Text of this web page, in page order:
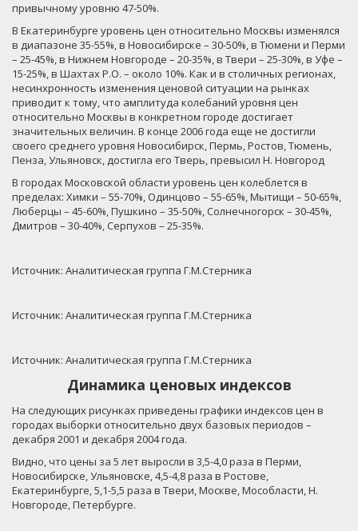
привычному уровню 47-50%.
В Екатеринбурге уровень цен относительно Москвы изменялся
в диапазоне 35-55%, в Новосибирске – 30-50%, в Тюмени и Перми
– 25-45%, в Нижнем Новгороде – 20-35%, в Твери – 25-30%, в Уфе –
15-25%, в Шахтах Р.О. – около 10%. Как и в столичных регионах,
несинхронность изменения ценовой ситуации на рынках
приводит к тому, что амплитуда колебаний уровня цен
относительно Москвы в конкретном городе достигает
значительных величин. В конце 2006 года еще не достигли
своего среднего уровня Новосибирск, Пермь, Ростов, Тюмень,
Пенза, Ульяновск, достигла его Тверь, превысил Н. Новгород
В городах Московской области уровень цен колеблется в
пределах: Химки – 55-70%, Одинцово – 55-65%, Мытищи – 50-65%,
Люберцы – 45-60%, Пушкино – 35-50%, Солнечногорск – 30-45%,
Дмитров – 30-40%, Серпухов – 25-35%.
Источник: Аналитическая группа Г.М.Стерника
Источник: Аналитическая группа Г.М.Стерника
Источник: Аналитическая группа Г.М.Стерника
Динамика ценовых индексов
На следующих рисунках приведены графики индексов цен в
городах выборки относительно двух базовых периодов –
декабря 2001 и декабря 2004 года.
Видно, что цены за 5 лет выросли в 3,5-4,0 раза в Перми,
Новосибирске, Ульяновске, 4,5-4,8 раза в Ростове,
Екатеринбурге, 5,1-5,5 раза в Твери, Москве, Мособласти, Н.
Новгороде, Петербурге.